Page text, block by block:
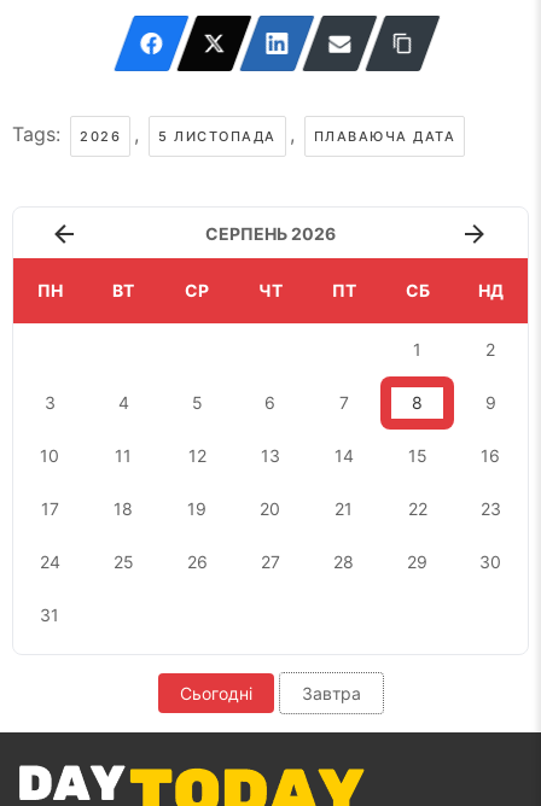
Tags: 2026 , 5 ЛИСТОПАДА , ПЛАВАЮЧА ДАТА
СЕРПЕНЬ 2026
ПН ВТ СР ЧТ ПТ СБ НД
1 2
3 4 5 6 7 8 9
10 11 12 13 14 15 16
17 18 19 20 21 22 23
24 25 26 27 28 29 30
31
Сьогодні Завтра